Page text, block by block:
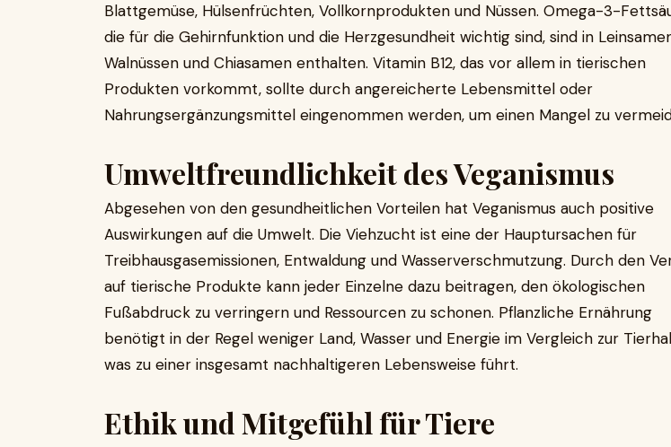
Blattgemüse, Hülsenfrüchten, Vollkornprodukten und Nüssen. Omega-3-
die für die Gehirnfunktion und die Herzgesundheit wichtig sind, sind in
Walnüssen und Chiasamen enthalten. Vitamin B12, das vor allem in tierischen
Produkten vorkommt, sollte durch angereicherte Lebensmittel oder
Nahrungsergänzungsmittel eingenommen werden, um einen Mangel zu
Umweltfreundlichkeit des Veganismus
Abgesehen von den gesundheitlichen Vorteilen hat Veganismus auch positive
Auswirkungen auf die Umwelt. Die Viehzucht ist eine der Hauptursachen für
Treibhausgasemissionen, Entwaldung und Wasserverschmutzung. Durch den
auf tierische Produkte kann jeder Einzelne dazu beitragen, den ökologischen
Fußabdruck zu verringern und Ressourcen zu schonen. Pflanzliche Ernährung
benötigt in der Regel weniger Land, Wasser und Energie im Vergleich zur
was zu einer insgesamt nachhaltigeren Lebensweise führt.
Ethik und Mitgefühl für Tiere